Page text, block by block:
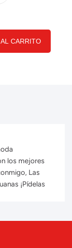
CARRITO
los mejores
Las
¡Pídelas